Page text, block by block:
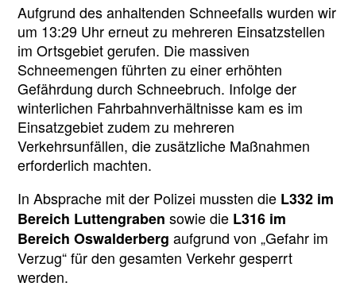
Aufgrund des anhaltenden Schneefalls wurden wir
um 13:29 Uhr erneut zu mehreren Einsatzstellen
im Ortsgebiet gerufen. Die massiven
Schneemengen führten zu einer erhöhten
Gefährdung durch Schneebruch. Infolge der
winterlichen Fahrbahnverhältnisse kam es im
Einsatzgebiet zudem zu mehreren
Verkehrsunfällen, die zusätzliche Maßnahmen
erforderlich machten.
In Absprache mit der Polizei mussten die L332 im
Bereich Luttengraben sowie die L316 im
Bereich Oswalderberg aufgrund von „Gefahr im
Verzug“ für den gesamten Verkehr gesperrt
werden.